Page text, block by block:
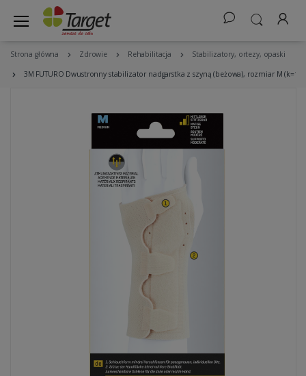
Strona główna Zdrowie Rehabilitacja Stabilizatory, ortezy, opaski
3M FUTURO Dwustronny stabilizator nadgarstka z szyną (beżowa), rozmiar M (k=12)